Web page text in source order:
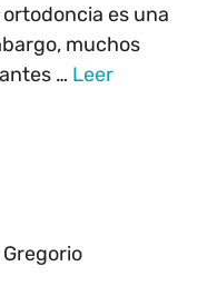
es una
muchos
… Leer